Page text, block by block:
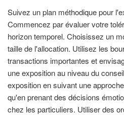
Suivez un plan méthodique pour
Commencez par évaluer votre
horizon temporel. Choisissez un
taille de l'allocation. Utilisez les
transactions importantes et
une exposition au niveau du
exposition en suivant une
qu'en prenant des décisions
chez les particuliers. Utiliser des